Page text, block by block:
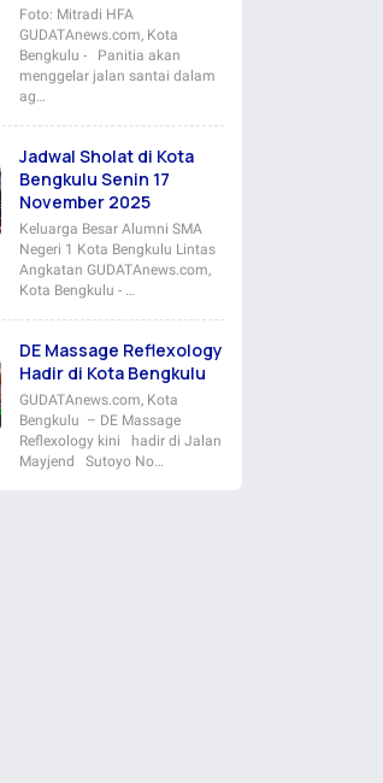
Foto: Mitradi HFA
GUDATAnews.com, Kota
Bengkulu - Panitia akan
menggelar jalan santai dalam
ag…
Jadwal Sholat di Kota
Bengkulu Senin 17
November 2025
Keluarga Besar Alumni SMA
Negeri 1 Kota Bengkulu Lintas
Angkatan GUDATAnews.com,
Kota Bengkulu - …
DE Massage Reflexology
Hadir di Kota Bengkulu
GUDATAnews.com, Kota
Bengkulu – DE Massage
Reflexology kini hadir di Jalan
Mayjend Sutoyo No…